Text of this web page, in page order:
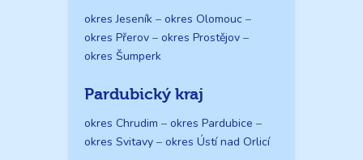
okres Jeseník – okres Olomouc –
okres Přerov – okres Prostějov –
okres Šumperk
Pardubický kraj
okres Chrudim – okres Pardubice –
okres Svitavy – okres Ústí nad Orlicí